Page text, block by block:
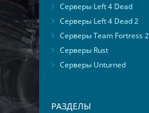
Серверы Left 4 Dead
Серверы Left 4 Dead 2
Серверы Team Fortress 2
Серверы Rust
Серверы Unturned
РАЗДЕЛЫ